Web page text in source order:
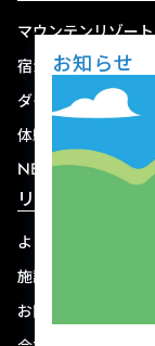
マウンテンリゾート
宿泊
ダイニング
体験
NEWS
リゾート情報
よくある質問
施設連絡先一覧
お問い合わせ
お知らせ